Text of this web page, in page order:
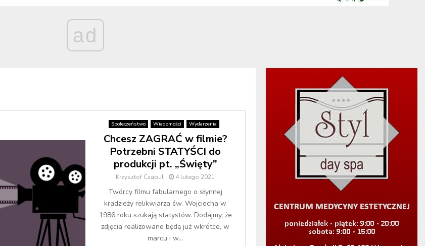
ad
Społeczeństwo Wiadomości Wydarzenia
Chcesz ZAGRAĆ w filmie?
Potrzebni STATYŚCI do
produkcji pt. „Święty”
Krzysztof Czapul 4 lutego 2021
Twórcy filmu fabularnego o słynnej
kradzieży relikwiarza św. Wojciecha w
1986 roku szukają statystów. Dodajmy, że
zdjęcia realizowane będą już wkrótce, w
marcu i w...